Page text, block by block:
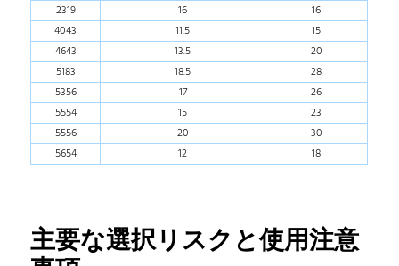
2319
16
16
4043
11.5
15
4643
13.5
20
5183
18.5
28
5356
17
26
5554
15
23
5556
20
30
5654
12 18
主要な選択リスクと使用注意